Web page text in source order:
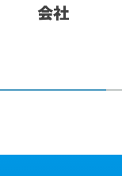
会社